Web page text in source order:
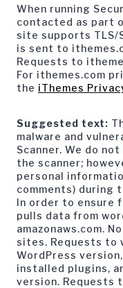
When running
contacted as part
site supports TLS/
is sent to
Requests to
For ithemes.com
the iThemes
Suggested text:
malware and
Scanner. We do
the scanner;
personal
comments) during
In order to ensure
pulls data from
amazonaws.com.
sites. Requests to
WordPress
installed plugins,
version. Requests